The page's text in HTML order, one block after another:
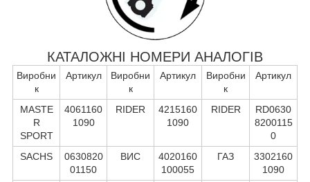
КАТАЛОЖНІ НОМЕРИ АНАЛОГІВ
Виробни
к
Артикул
Виробни
к
Артикул
Виробни
к
Артикул
MASTE
R
SPORT
4061160
1090
RIDER
4215160
1090
RIDER
RD0630
8200115
0
SACHS
0630820
01150
ВИС
4020160
100055
ГАЗ
3302160
1090